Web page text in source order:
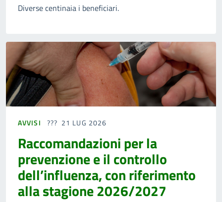
Diverse centinaia i beneficiari.
AVVISI 21 LUG 2026
Raccomandazioni per la
prevenzione e il controllo
dell’influenza, con riferimento
alla stagione 2026/2027